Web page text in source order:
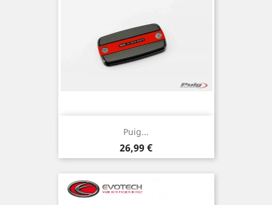
Puig...
Preis
26,99 €